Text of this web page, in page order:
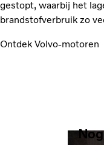
gestopt, waarbij het
brandstofverbruik zo
Ontdek Volvo-motoren